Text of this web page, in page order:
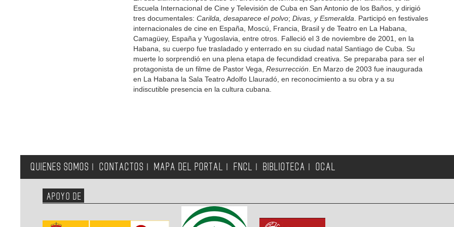
Escuela Internacional de Cine y Televisión de Cuba en San Antonio de los Baños, y dirigió
tres documentales:Carilda, desaparece el polvo;Divas, y Esmeralda . Participó en festivales
internacionales de cine en España, Moscú, Francia, Brasil y de Teatro en La Habana,
Camagüey, España y Yugoslavia, entre otros. Falleció el 3 de noviembre de 2001, en la
Habana, su cuerpo fue trasladado y enterrado en su ciudad natal Santiago de Cuba. Su
muerte lo sorprendió en una plena etapa de fecundidad creativa. Se preparaba para ser el
protagonista de un filme de Pastor Vega,Resurrección . En Marzo de 2003 fue inaugurada
en La Habana la Sala Teatro Adolfo Llauradó, en reconocimiento a su obra y a su
indiscutible presencia en la cultura cubana.
QUIENES SOMOS CONTACTOS MAPA DEL PORTAL FNCL BIBLIOTECA OCAL
APOYO DE